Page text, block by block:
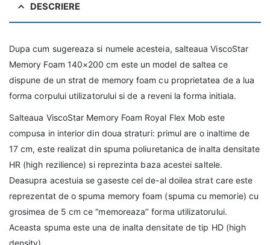
DESCRIERE
Dupa cum sugereaza si numele acesteia, salteaua ViscoStar
Memory Foam 140×200 cm este un model de saltea ce
dispune de un strat de memory foam cu proprietatea de a lua
forma corpului utilizatorului si de a reveni la forma initiala.
Salteaua ViscoStar Memory Foam Royal Flex Mob este
compusa in interior din doua straturi: primul are o inaltime de
17 cm, este realizat din spuma poliuretanica de inalta densitate
HR (high rezilience) si reprezinta baza acestei saltele.
Deasupra acestuia se gaseste cel de-al doilea strat care este
reprezentat de o spuma memory foam (spuma cu memorie) cu
grosimea de 5 cm ce “memoreaza’’ forma utilizatorului.
Aceasta spuma este una de inalta densitate de tip HD (high
density).